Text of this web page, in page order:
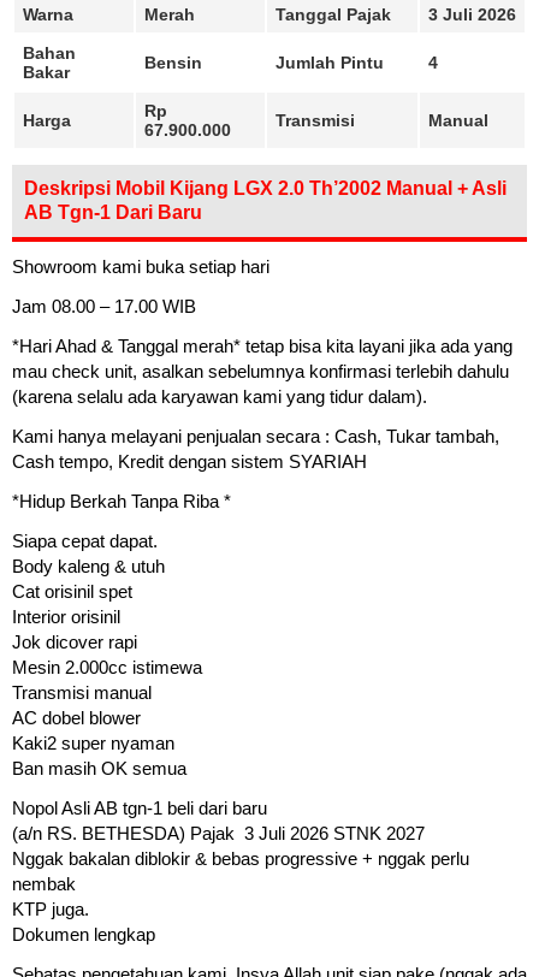
Warna
Merah Tanggal Pajak
3 Juli 2026
Bahan
Bakar
Bensin Jumlah Pintu 4
Harga
Rp
67.900.000
Transmisi Manual
Deskripsi Mobil Kijang LGX 2.0 Th’2002 Manual + Asli
AB Tgn-1 Dari Baru
Showroom kami buka setiap hari
Jam 08.00 – 17.00 WIB
*Hari Ahad & Tanggal merah* tetap bisa kita layani jika ada yang
mau check unit, asalkan sebelumnya konfirmasi terlebih dahulu
(karena selalu ada karyawan kami yang tidur dalam).
Kami hanya melayani penjualan secara : Cash, Tukar tambah,
Cash tempo, Kredit dengan sistem SYARIAH
*Hidup Berkah Tanpa Riba *
Siapa cepat dapat.
Body kaleng & utuh
Cat orisinil spet
Interior orisinil
Jok dicover rapi
Mesin 2.000cc istimewa
Transmisi manual
AC dobel blower
Kaki2 super nyaman
Ban masih OK semua
Nopol Asli AB tgn-1 beli dari baru
(a/n RS. BETHESDA) Pajak 3 Juli 2026 STNK 2027
Nggak bakalan diblokir & bebas progressive + nggak perlu
nembak
KTP juga.
Dokumen lengkap